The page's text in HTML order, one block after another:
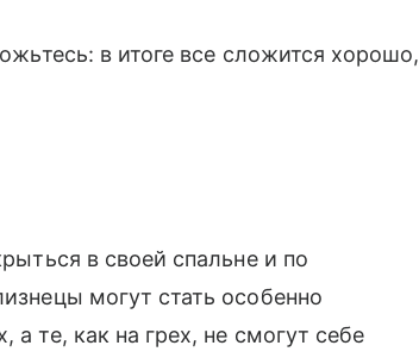
в итоге все сложится хорошо,
в своей спальне и по
могут стать особенно
те, как на грех, не смогут себе